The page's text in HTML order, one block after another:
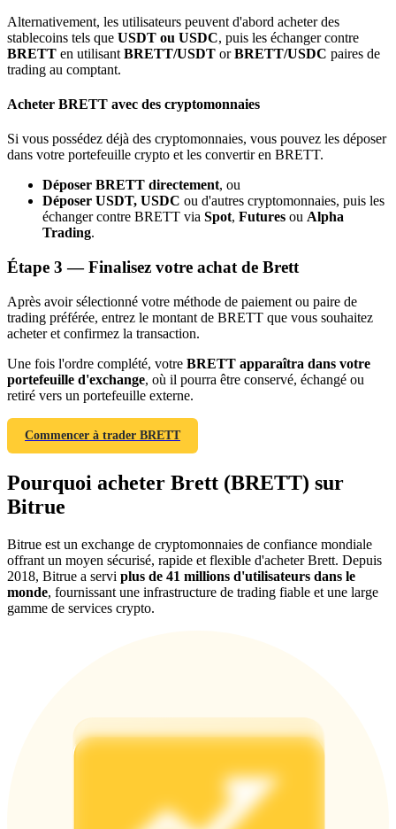
Affiliés Bitrue
Jusqu'à 65 % de commissions !
Parrainage
BTC Welcome Rewards
BTC Welcome Rewards
Share 500000 CASHCAT prize pool
Exclusive for BitMart Users
Alternativement, les utilisateurs peuvent d'abord acheter des
stablecoins tels que USDT ou USDC, puis les échanger contre
BRETT en utilisant BRETT/USDT orBRETT/USDC paires de
trading au comptant.
Acheter BRETT avec des cryptomonnaies
Si vous possédez déjà des cryptomonnaies, vous pouvez les déposer
dans votre portefeuille crypto et les convertir en BRETT.
Déposer BRETT directement, ou
Déposer USDT, USDC ou d'autres cryptomonnaies, puis les
échanger contre BRETT via Spot, Futures ou Alpha
Trading.
Étape 3 —Finalisez votre achat de Brett
Après avoir sélectionné votre méthode de paiement ou paire de
trading préférée, entrez le montant de BRETT que vous souhaitez
acheter et confirmez la transaction.
Une fois l'ordre complété, votre BRETT apparaîtra dans votre
portefeuille d'exchange, où il pourra être conservé, échangé ou
retiré vers un portefeuille externe.
Commencer à trader BRETT
Pourquoi acheter Brett (BRETT) sur
Bitrue
Bitrue est un exchange de cryptomonnaies de confiance mondiale
offrant un moyen sécurisé, rapide et flexible d'acheter Brett. Depuis
2018, Bitrue a servi plus de 41 millions d'utilisateurs dans le
monde, fournissant une infrastructure de trading fiable et une large
gamme de services crypto.